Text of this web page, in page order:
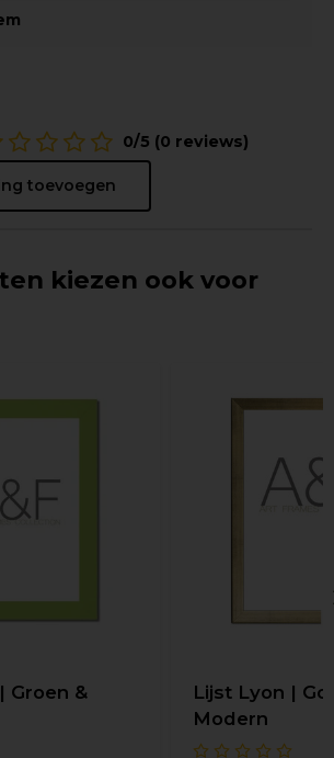
0/5 (0 reviews)
toevoegen
kiezen ook voor
Groen &
Lijst Lyon |
Modern